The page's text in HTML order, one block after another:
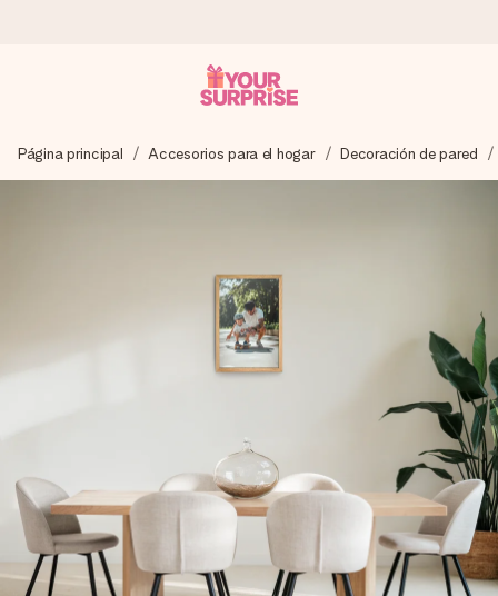
Preparamos tu regalo con cuidado y lo enviamos al vuelo,
para que lo entregues en el momento perfecto, cuando más
4,5 (basado en +15.000 opiniones)
Nuestros regalos inspiran. Los clientes nos dan un 4,5 en
Tarjeta de felicitación gratuita
Crea algo único en pocos pasos – con su nombre, tu foto o
un mensaje que llegue al corazón. Sin complicaciones, solo
todo el amor para el momento.
Página principal Accesorios para el hogar Decoración de pared